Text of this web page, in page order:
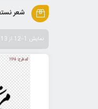
شعر
نمایش 1–12 از 13 نتیجه